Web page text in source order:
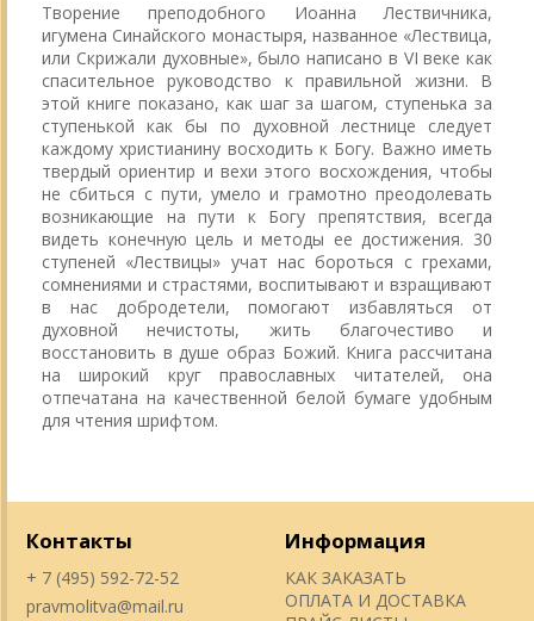
Творение преподобного Иоанна Лествичника,
игумена Синайского монастыря, названное «Лествица,
или Скрижали духовные», было написано в VI веке как
спасительное руководство к правильной жизни. В
этой книге показано, как шаг за шагом, ступенька за
ступенькой как бы по духовной лестнице следует
каждому христианину восходить к Богу. Важно иметь
твердый ориентир и вехи этого восхождения, чтобы
не сбиться с пути, умело и грамотно преодолевать
возникающие на пути к Богу препятствия, всегда
видеть конечную цель и методы ее достижения. 30
ступеней «Лествицы» учат нас бороться с грехами,
сомнениями и страстями, воспитывают и взращивают
в нас добродетели, помогают избавляться от
духовной нечистоты, жить благочестиво и
восстановить в душе образ Божий. Книга рассчитана
на широкий круг православных читателей, она
отпечатана на качественной белой бумаге удобным
для чтения шрифтом.
Контакты
+ 7 (495) 592-72-52
pravmolitva@mail.ru
Информация
КАК ЗАКАЗАТЬ
ОПЛАТА И ДОСТАВКА